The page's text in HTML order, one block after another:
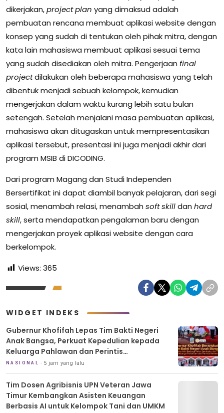
dikerjakan,projectplan yang dimaksud adalah
pembuatan rencana membuat aplikasi website dengan
konsep yang sudah di tentukan oleh pihak mitra, dengan
kata lain mahasiswa membuat aplikasi sesuai tema
yang sudah disediakan oleh mitra. Pengerjaan final
projectdilakukan oleh beberapa mahasiswa yang telah
dibentuk menjadi sebuah kelompok, kemudian
mengerjakan dalam waktu kurang lebih satu bulan
setengah. Setelah menjalani masa pembuatan aplikasi,
mahasiswa akan ditugaskan untuk mempresentasikan
aplikasi tersebut, presentasi ini juga menjadi akhir dari
program MSIB di DICODING.
Dari program Magang dan Studi Independen
Bersertifikat ini dapat diambil banyak pelajaran, dari segi
sosial, menambah relasi, menambah soft skilldan hard
skill, serta mendapatkan pengalaman baru dengan
mengerjakan proyek aplikasi website dengan cara
berkelompok.
Views: 365
WIDGET INDEKS
Gubernur Khofifah Lepas Tim Bakti Negeri
Anak Bangsa, Perkuat Kepedulian kepada
Keluarga Pahlawan dan Perintis
Kemerdekaan
NASIONAL 5 jam yang lalu
Tim Dosen Agribisnis UPN Veteran Jawa
Timur Kembangkan Asisten Keuangan
Berbasis AI untuk Kelompok Tani dan UMKM